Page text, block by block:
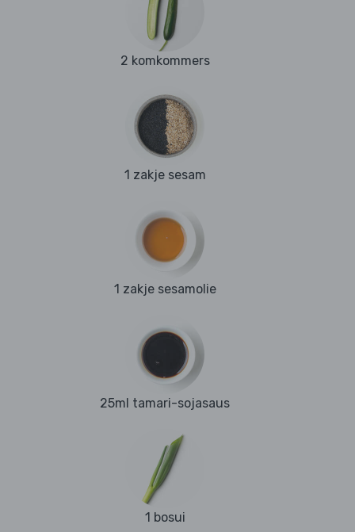
2 komkommers
1 zakje sesam
1 zakje sesamolie
25ml tamari-sojasaus
1 bosui